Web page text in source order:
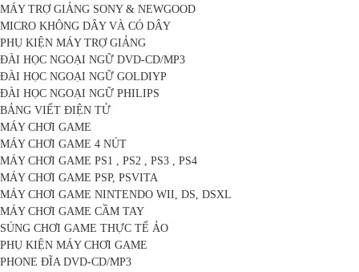
MÁY TRỢ GIẢNG SONY & NEWGOOD
MICRO KHÔNG DÂY VÀ CÓ DÂY
PHỤ KIỆN MÁY TRỢ GIẢNG
ĐÀI HỌC NGOẠI NGỮ DVD-CD/MP3
ĐÀI HỌC NGOẠI NGỮ GOLDIYP
ĐÀI HỌC NGOẠI NGỮ PHILIPS
BẢNG VIẾT ĐIỆN TỬ
MÁY CHƠI GAME
MÁY CHƠI GAME 4 NÚT
MÁY CHƠI GAME PS1 , PS2 , PS3 , PS4
MÁY CHƠI GAME PSP, PSVITA
MÁY CHƠI GAME NINTENDO WII, DS, DSXL
MÁY CHƠI GAME CẦM TAY
SÚNG CHƠI GAME THỰC TẾ ẢO
PHỤ KIỆN MÁY CHƠI GAME
PHONE ĐĨA DVD-CD/MP3